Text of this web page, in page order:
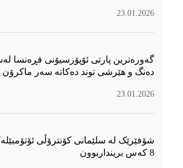
23.01.2026
گەورەترین پارتی ئۆپۆزسیۆنی فڕەنسا
دەنگ و هێرشی توند دەكاتە سەر ماكرۆن
23.01.2026
شۆفێرێک لە سلێمانی کۆنترۆڵی
8 کەس برینداربوون